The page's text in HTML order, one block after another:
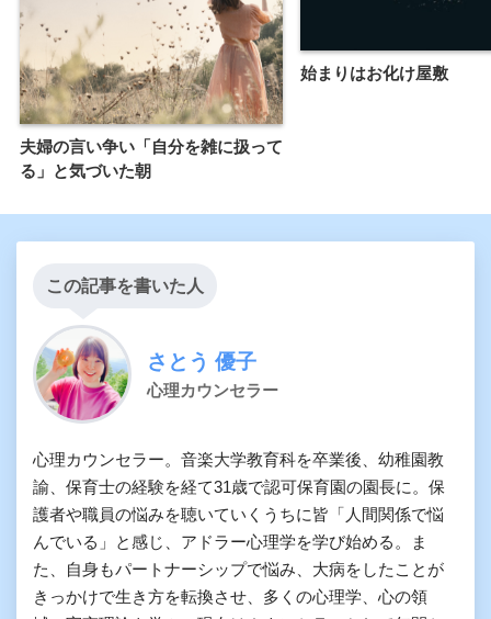
夫婦の言い争い「自分を雑に扱って
る」と気づいた朝
始まりはお化け屋敷
この記事を書いた人
さとう 優子
心理カウンセラー
心理カウンセラー。音楽大学教育科を卒業後、幼稚園教
諭、保育士の経験を経て31歳で認可保育園の園長に。保
護者や職員の悩みを聴いていくうちに皆「人間関係で悩
んでいる」と感じ、アドラー心理学を学び始める。ま
た、自身もパートナーシップで悩み、大病をしたことが
きっかけで生き方を転換させ、多くの心理学、心の領